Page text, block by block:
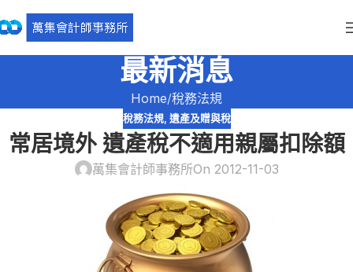
最新消息
Home 稅務法規
稅務法規, 遺產及贈與稅
常居境外 遺產稅不適用親屬扣除額
萬集會計師事務所On 2012-11-03